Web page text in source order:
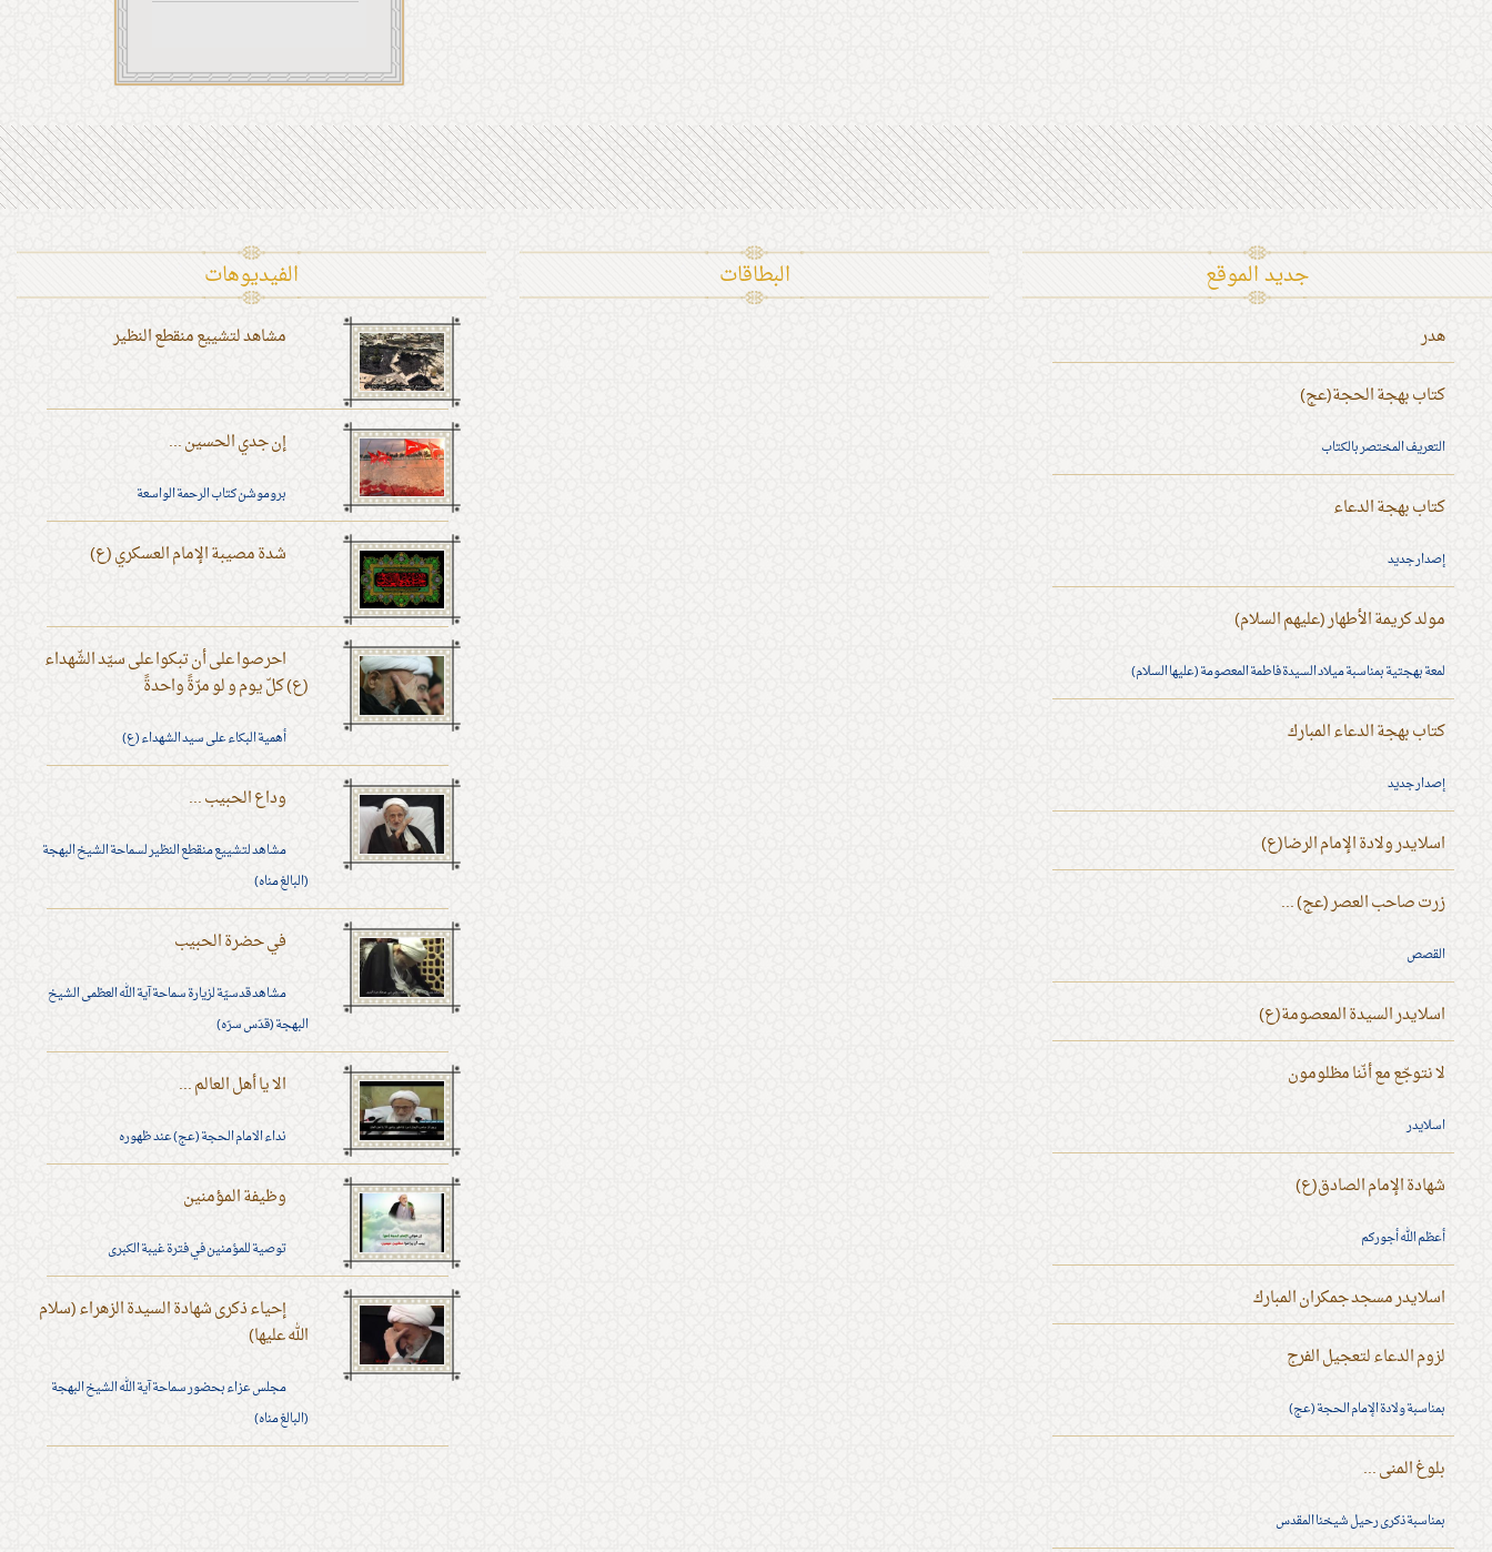
الفیدیوهات
مشاهد لتشييع منقطع النظير
إن جدي الحسين ...
بروموشن كتاب الرحمة الواسعة
شدة مصيبة الإمام العسكري (ع)
احرصوا على أن تبكوا على سيّد الشّهداء
(ع) كلّ يوم و لو مرّةً واحدةً
أهمية البكاء على سيد الشهداء (ع)
وداع الحبيب ...
مشاهد لتشييع منقطع النظير لسماحة الشيخ البهجة
(البالغ مناه)
في حضرة الحبيب
مشاهد قدسيّة لزيارة سماحة آية الله العظمى الشيخ
البهجة (قدّس سرّه)
الا يا أهل العالم ...
نداء الامام الحجة (عج) عند ظهوره
وظيفة المؤمنين
توصية للمؤمنين في فترة غيبة الكبرى
إحياء ذكرى شهادة السيدة الزهراء (سلام
الله عليها)
مجلس عزاء بحضور سماحة آية الله الشيخ البهجة
(البالغ مناه)
البطاقات جديد الموقع
هدر
كتاب بهجة الحجة(عج)
التعريف المختصر بالكتاب
كتاب بهجة الدعاء
إصدار جديد
مولد كريمة الأطهار (عليهم السلام)
لمعة بهجتية بمناسبة ميلاد السيدة فاطمة المعصومة (عليها السلام)
كتاب بهجة الدعاء المبارك
إصدار جديد
اسلايدر ولادة الإمام الرضا(ع)
زرت صاحب العصر (عج) ...
القصص
اسلايدر السيدة المعصومة(ع)
لا نتوجّع مع أنّنا مظلومون
اسلايدر
شهادة الإمام الصادق(ع)
أعظم الله أجوركم
اسلايدر مسجد جمكران المبارك
لزوم الدعاء لتعجيل الفرج
بمناسبة ولادة الإمام الحجة (عج)
بلوغ المنى ...
بمناسبة ذكرى رحيل شيخنا المقدس